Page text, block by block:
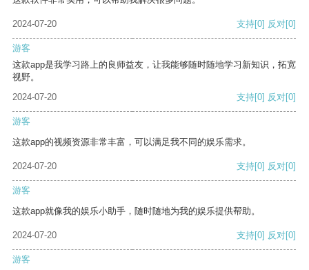
2024-07-20 支持[0] 反对[0]
游客
这款app是我学习路上的良师益友，让我能够随时随地学习新知识，拓宽
视野。
2024-07-20
支持[0] 反对[0]
游客
这款app的视频资源非常丰富，可以满足我不同的娱乐需求。
2024-07-20 支持[0] 反对[0]
游客
这款app就像我的娱乐小助手，随时随地为我的娱乐提供帮助。
2024-07-20 支持[0] 反对[0]
游客